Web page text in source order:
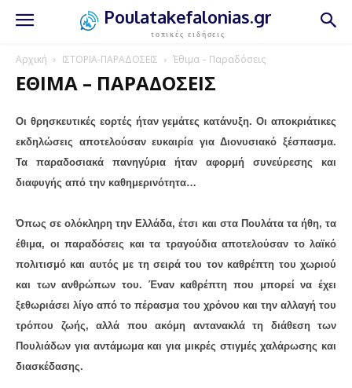
Poulatakefalonias.gr
τοπικές ειδήσεις
Αρχική ΙΣΤΟΡΙΑ-ΠΑΡΑΔΟΣΕΙΣ Έθιμα – Παραδόσεις
ΈΘΙΜΑ – ΠΑΡΑΔΌΣΕΙΣ
Οι θρησκευτικές εορτές ήταν γεμάτες κατάνυξη. Οι αποκριάτικες
εκδηλώσεις αποτελούσαν ευκαιρία για Διονυσιακό ξέσπασμα.
Τα παραδοσιακά πανηγύρια ήταν αφορμή συνεύρεσης και
διαφυγής από την καθημερινότητα…
Όπως σε ολόκληρη την Ελλάδα, έτσι και στα Πουλάτα τα ήθη, τα
έθιμα, οι παραδόσεις και τα τραγούδια αποτελούσαν το λαϊκό
πολιτισμό και αυτός με τη σειρά του τον καθρέπτη του χωριού
και των ανθρώπων του. Έναν καθρέπτη που μπορεί να έχει
ξεθωριάσει λίγο από το πέρασμα του χρόνου και την αλλαγή του
τρόπου ζωής, αλλά που ακόμη αντανακλά τη διάθεση των
Πουλιάδων για αντάμωμα και για μικρές στιγμές χαλάρωσης και
διασκέδασης.